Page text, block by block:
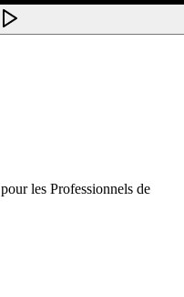
les Professionnels de